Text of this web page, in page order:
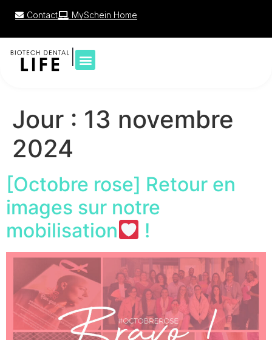
Contact MySchein Home
|
Jour : 13 novembre
2024
[Octobre rose] Retour en
images sur notre
mobilisation
!